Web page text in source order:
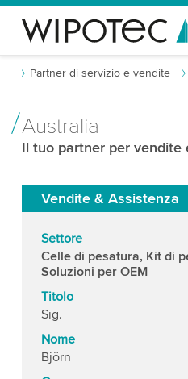
Partner di servizio e vendite
Australia
Il tuo partner per vendite
Vendite & Assistenza
Settore
Celle di pesatura, Kit di
Soluzioni per OEM
Titolo
Sig.
Nome
Björn